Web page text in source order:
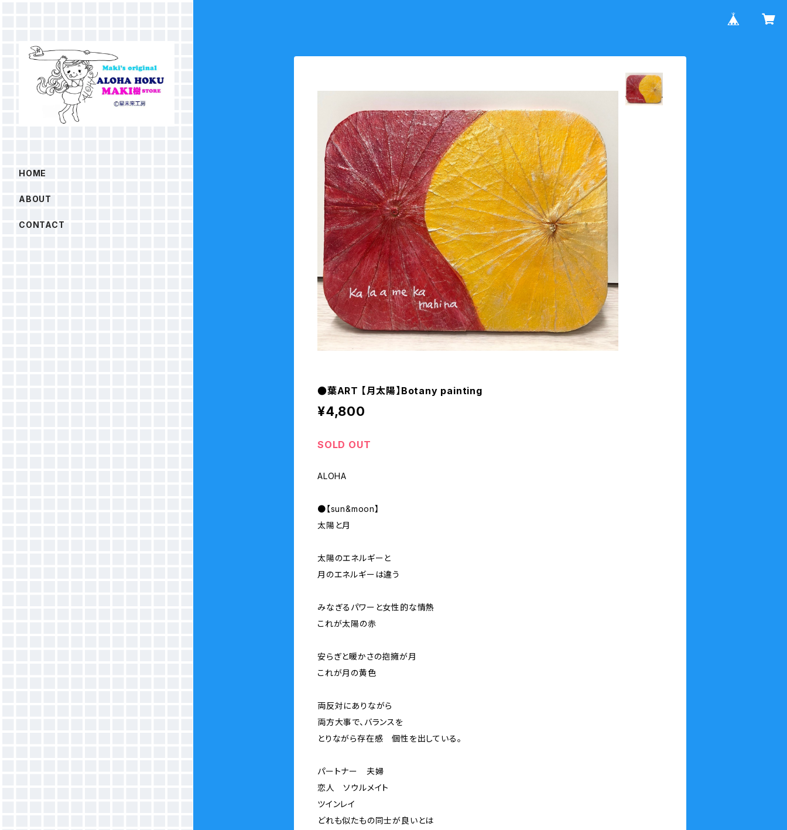
●葉ART 【月太陽】Botany painting
¥4,800
SOLD OUT
ALOHA
●【sun&moon】
太陽と月
太陽のエネルギーと
月のエネルギーは違う
みなぎるパワーと女性的な情熱
これが太陽の赤
安らぎと暖かさの抱擁が月
これが月の黄色
両反対にありながら
両方大事で、バランスを
とりながら存在感 個性を出している。
パートナー 夫婦
恋人 ソウルメイト
ツインレイ
どれも似たもの同士が良いとは
HOME
ABOUT
CONTACT